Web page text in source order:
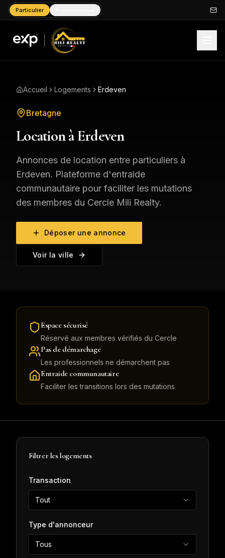
Particulier
Accueil Logements Erdeven
Bretagne
Location àErdeven
Annonces de location entre particuliers à
Erdeven. Plateforme d'entraide
communautaire pour faciliter les mutations
des membres du Cercle Mili Realty.
Déposer une annonce
Voir la ville
Espace sécurisé
Réservé aux membres vérifiés du Cercle
Pas de démarchage
Les professionnels ne démarchent pas
Entraide communautaire
Faciliter les transitions lors des mutations
Filtrer les logements
Transaction
Tout
Type d'annonceur
Tous